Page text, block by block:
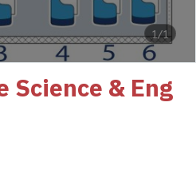
1/1
Science & Eng